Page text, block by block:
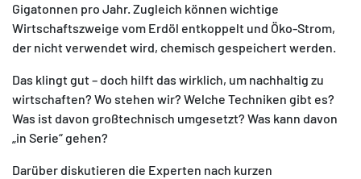
Gigatonnen pro Jahr. Zugleich können wichtige
Wirtschaftszweige vom Erdöl entkoppelt und Öko-Strom,
der nicht verwendet wird, chemisch gespeichert werden.
Das klingt gut – doch hilft das wirklich, um nachhaltig zu
wirtschaften? Wo stehen wir? Welche Techniken gibt es?
Was ist davon großtechnisch umgesetzt? Was kann davon
„in Serie“ gehen?
Darüber diskutieren die Experten nach kurzen